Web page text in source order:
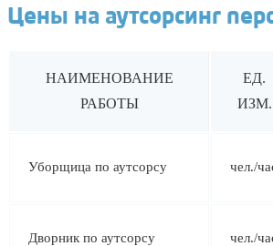
Цены на аутсорсинг
НАИМЕНОВАНИЕ
РАБОТЫ
ЕД.
ИЗМ.
Уборщица по аутсорсу чел./
Дворник по аутсорсу чел./